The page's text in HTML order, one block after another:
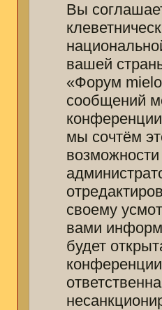
Вы
вашей
«Форум
сообщений
мы сочтём
своему
вами
будет